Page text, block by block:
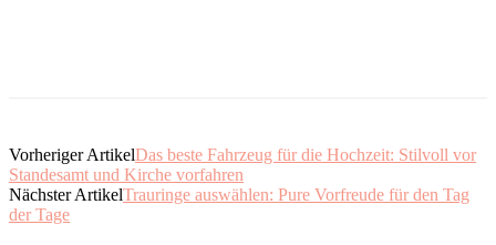
Vorheriger ArtikelDas beste Fahrzeug für die Hochzeit: Stilvoll vor
Standesamt und Kirche vorfahren
Nächster ArtikelTrauringe auswählen: Pure Vorfreude für den Tag
der Tage